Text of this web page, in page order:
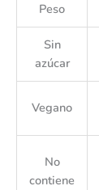
Peso
Sin
azúcar
Vegano
No
contiene